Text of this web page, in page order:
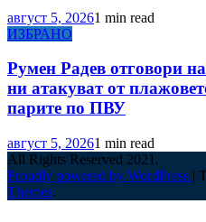
август 5, 20261 min read
ИЗБРАНО
Румен Радев отговори
ни атакуват от
парите по ПВУ
август 5, 20261 min read
All Rights Reserved 2021.
Proudly powered by WordPress |
Themes.